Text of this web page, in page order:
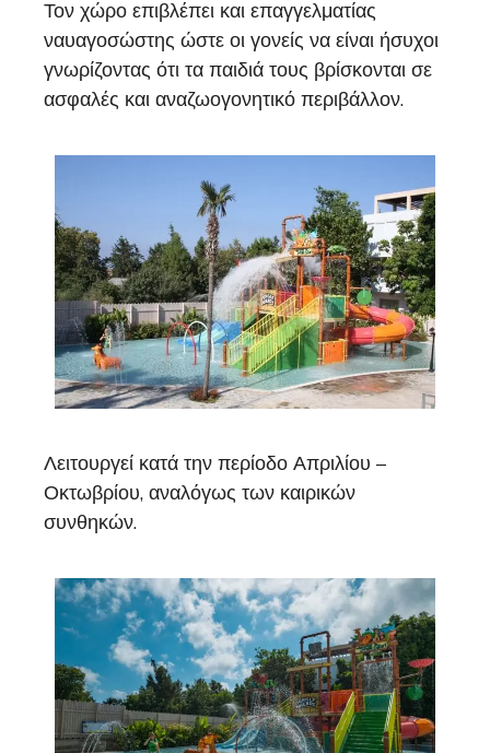
Τον χώρο επιβλέπει και επαγγελματίας
ναυαγοσώστης ώστε οι γονείς να είναι ήσυχοι
γνωρίζοντας ότι τα παιδιά τους βρίσκονται σε
ασφαλές και αναζωογονητικό περιβάλλον.
Λειτουργεί κατά την περίοδο Απριλίου –
Οκτωβρίου, αναλόγως των καιρικών
συνθηκών.